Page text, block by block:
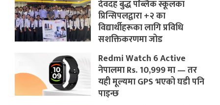
देवदह बुद्ध पब्लिक स्कूलका
प्रिन्सिपलद्वारा +२ का
विद्यार्थीहरूका लागि प्रविधि
सशक्तिकरणमा जोड
Redmi Watch 6 Active
नेपालमा Rs. 10,999 मा — तर
यही मूल्यमा GPS भएको घडी पनि
पाइन्छ